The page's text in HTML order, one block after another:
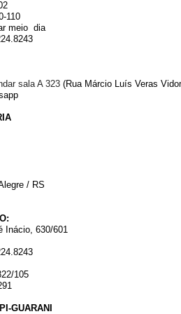
110
meio dia
sala A 323 (Rua Márcio Luís Veras
/ RS
Inácio, 630/601
105
GUARANI